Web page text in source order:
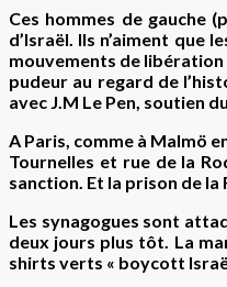
Ces hommes de gauche
d’Israël. Ils n’aiment que
mouvements de libération
pudeur au regard de
avec J.M Le Pen, soutien
A Paris, comme à Malmö
Tournelles et rue de la
sanction. Et la prison de
Les synagogues sont
deux jours plus tôt. La
shirts verts « boycott